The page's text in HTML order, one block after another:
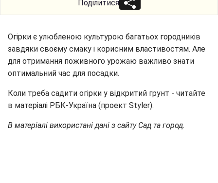
Поділитися
Огірки є улюбленою культурою багатьох городників
завдяки своєму смаку і корисним властивостям. Але
для отримання поживного урожаю важливо знати
оптимальний час для посадки.
Коли треба садити огірки у відкритий грунт - читайте
в матеріалі РБК-Україна (проект Styler).
В матеріалі використані дані з сайту Сад та город.